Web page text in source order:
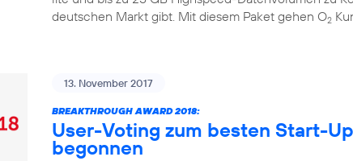
deutschen Markt gibt. Mit diesem Paket gehen O2
13. November 2017
BREAKTHROUGH AWARD 2018:
User-Voting zum besten Start-
begonnen